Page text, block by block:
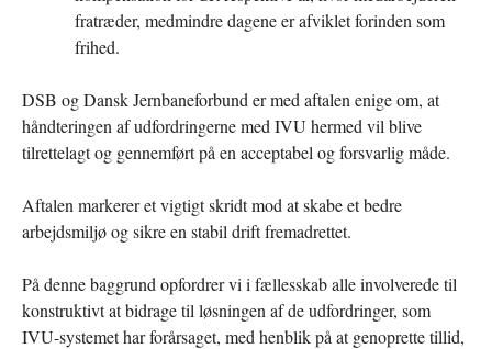
fratræder, medmindre dagene er afviklet forinden som
frihed.
DSB og Dansk Jernbaneforbund er med aftalen enige om, at
håndteringen af udfordringerne med IVU hermed vil blive
tilrettelagt og gennemført på en acceptabel og forsvarlig måde.
Aftalen markerer et vigtigt skridt mod at skabe et bedre
arbejdsmiljø og sikre en stabil drift fremadrettet.
På denne baggrund opfordrer vi i fællesskab alle involverede til
konstruktivt at bidrage til løsningen af de udfordringer, som
IVU-systemet har forårsaget, med henblik på at genoprette tillid,